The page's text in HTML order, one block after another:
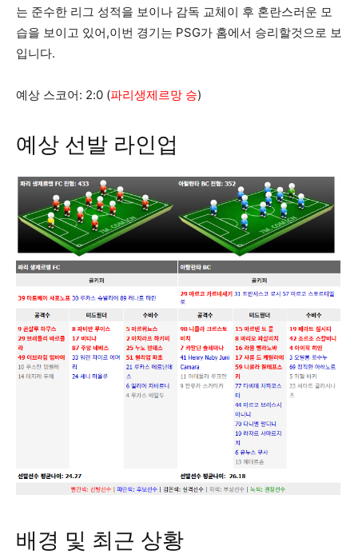
는 준수한 리그 성적을 보이나 감독 교체이 후 혼란스러운 모
습을 보이고 있어,이번 경기는 PSG가 홈에서 승리할것으로 보
입니다.
예상 스코어: 2:0 (파리생제르망 승)
예상 선발 라인업
배경 및 최근 상황